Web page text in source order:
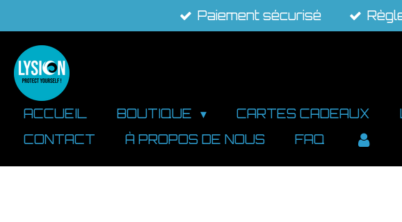
au
contenu
principal
Paiement sécurisé
ACCUEIL BOUTIQUE CARTES CADEAUX
CONTACT
À PROPOS DE NOUS FAQ